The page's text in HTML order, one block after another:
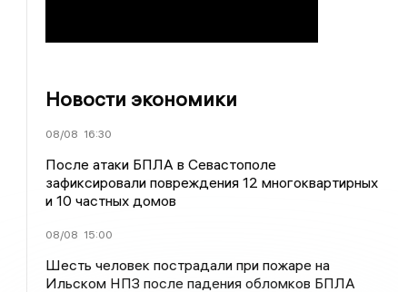
Новости экономики
08/08 16:30
После атаки БПЛА в Севастополе
зафиксировали повреждения 12 многоквартирных
и 10 частных домов
08/08 15:00
Шесть человек пострадали при пожаре на
Ильском НПЗ после падения обломков БПЛА